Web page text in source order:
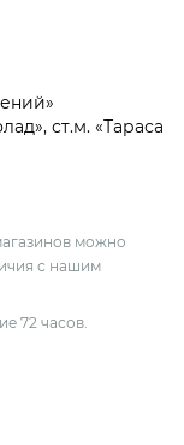
ст.м. «Тараса
можно
с нашим
72 часов.